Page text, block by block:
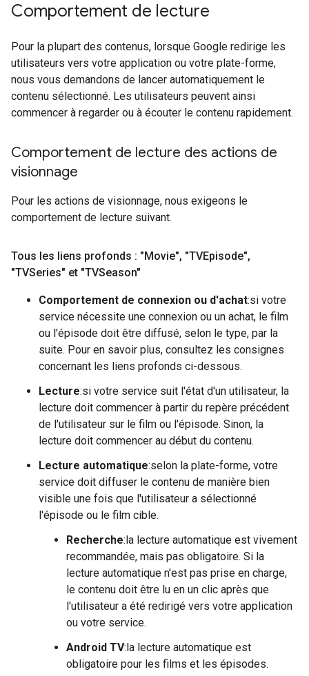
Comportement de lecture
Pour la plupart des contenus, lorsque Google redirige les
utilisateurs vers votre application ou votre plate-forme,
nous vous demandons de lancer automatiquement le
contenu sélectionné. Les utilisateurs peuvent ainsi
commencer à regarder ou à écouter le contenu rapidement.
Comportement de lecture des actions de
visionnage
Pour les actions de visionnage, nous exigeons le
comportement de lecture suivant.
Tous les liens profonds : "Movie", "TVEpisode",
"TVSeries" et "TVSeason"
Comportement de connexion ou d'achat:si votre
service nécessite une connexion ou un achat, le film
ou l'épisode doit être diffusé, selon le type, par la
suite. Pour en savoir plus, consultez les consignes
concernant les liens profonds ci-dessous.
Lecture:si votre service suit l'état d'un utilisateur, la
lecture doit commencer à partir du repère précédent
de l'utilisateur sur le film ou l'épisode. Sinon, la
lecture doit commencer au début du contenu.
Lecture automatique:selon la plate-forme, votre
service doit diffuser le contenu de manière bien
visible une fois que l'utilisateur a sélectionné
l'épisode ou le film cible.
Recherche:la lecture automatique est vivement
recommandée, mais pas obligatoire. Si la
lecture automatique n'est pas prise en charge,
le contenu doit être lu en un clic après que
l'utilisateur a été redirigé vers votre application
ou votre service.
Android TV:la lecture automatique est
obligatoire pour les films et les épisodes.